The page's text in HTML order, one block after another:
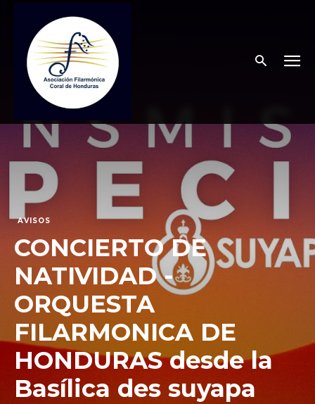
AVISOS
CONCIERTO DE
NATIVIDAD -
ORQUESTA
FILARMONICA DE
HONDURAS desde la
Basílica des suyapa